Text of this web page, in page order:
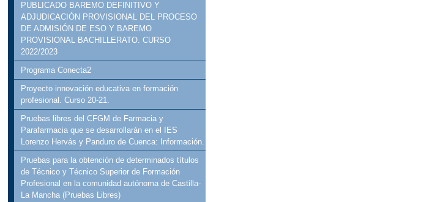
PUBLICADO BAREMO DEFINITIVO Y
ADJUDICACIÓN PROVISIONAL DEL PROCESO
DE ADMISIÓN DE ESO Y BAREMO
PROVISIONAL BACHILLERATO. CURSO
2022/2023
Programa Conecta2
Proyecto innovación educativa en formación
profesional. Curso 20-21.
Pruebas libres del CFGM de Farmacia y
Parafarmacia que se desarrollarán en el IES
Lorenzo Hervás y Panduro de Cuenca: Información.
Pruebas para la obtención de determinados títulos
de Técnico y Técnico Superior de Formación
Profesional en la comunidad autónoma de Castilla-
La Mancha (Pruebas Libres)